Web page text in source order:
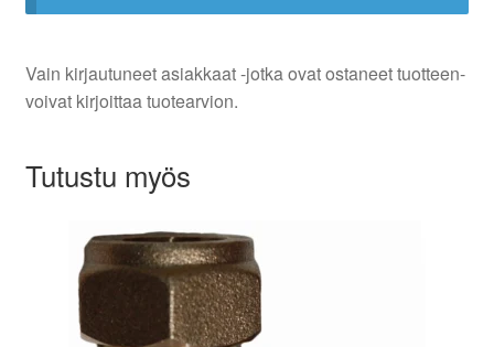
Vain kirjautuneet asiakkaat -jotka ovat ostaneet tuotteen-
voivat kirjoittaa tuotearvion.
Tutustu myös